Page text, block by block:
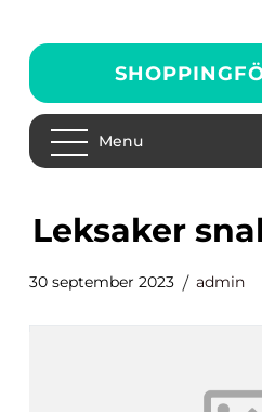
Menu
leksaker
30 september 2023 admin